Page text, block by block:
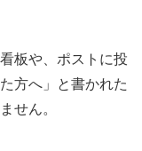
板や、ポストに投
方へ」と書かれた
せん。